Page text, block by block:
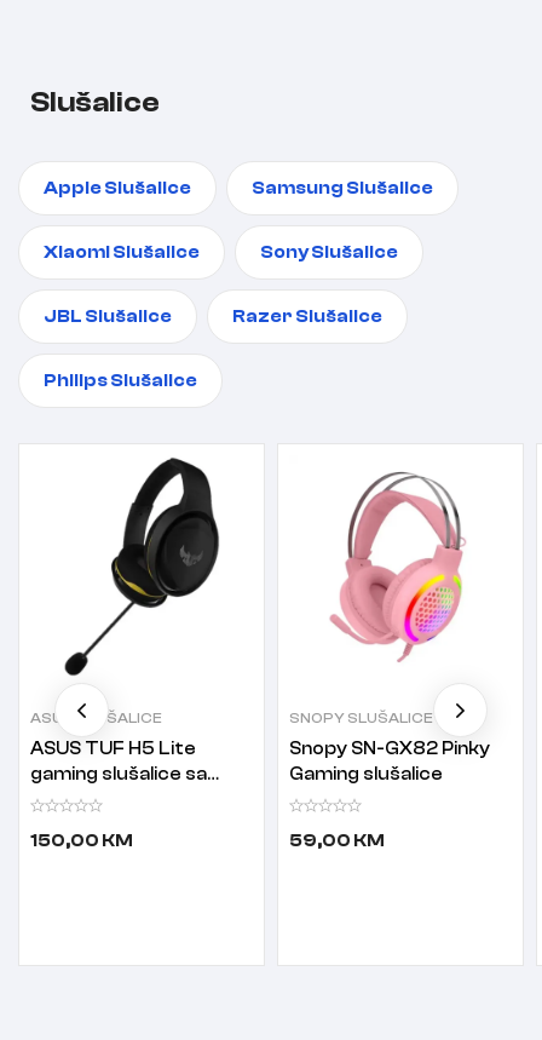
Slušalice
Apple Slušalice Samsung Slušalice
Xiaomi Slušalice Sony Slušalice
JBL Slušalice Razer Slušalice
Philips Slušalice
ASUS SLUŠALICE
ASUS TUF H5 Lite
gaming slušalice sa
mikrofonom
150,00 KM
SNOPY SLUŠALICE
Snopy SN-GX82 Pinky
Gaming slušalice
59,00 KM